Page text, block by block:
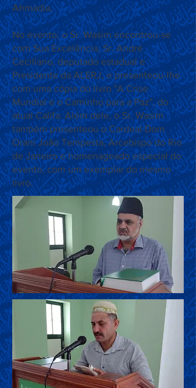
Ahmadia.
No evento, o Sr. Wasim encontrou-se
com Sua Excelência, Sr. André
Ceciliano, deputado estadual e
Presidente da ALERJ, e presenteou-lhe
com uma cópia do livro "A Crise
Mundial e o Caminho para a Paz", do
atual Califa. Além dele, o Sr. Wasim
também presenteou o Cardeal Dom
Orani João Tempesta, Arcebispo do Rio
de Janeiro e homenageado especial do
evento, com um exemplar do mesmo
livro.